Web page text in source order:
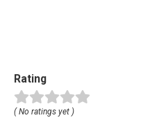
Rating
( No ratings yet )